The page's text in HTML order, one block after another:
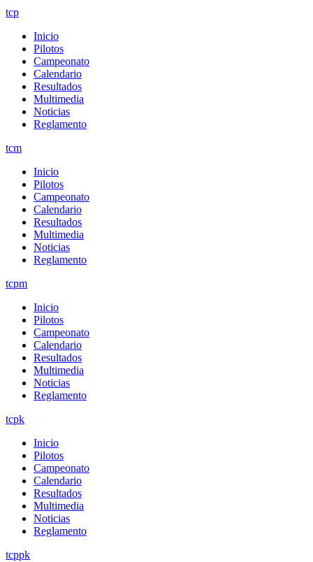
tcp
Inicio
Pilotos
Campeonato
Calendario
Resultados
Multimedia
Noticias
Reglamento
tcm
Inicio
Pilotos
Campeonato
Calendario
Resultados
Multimedia
Noticias
Reglamento
tcpm
Inicio
Pilotos
Campeonato
Calendario
Resultados
Multimedia
Noticias
Reglamento
tcpk
Inicio
Pilotos
Campeonato
Calendario
Resultados
Multimedia
Noticias
Reglamento
tcppk